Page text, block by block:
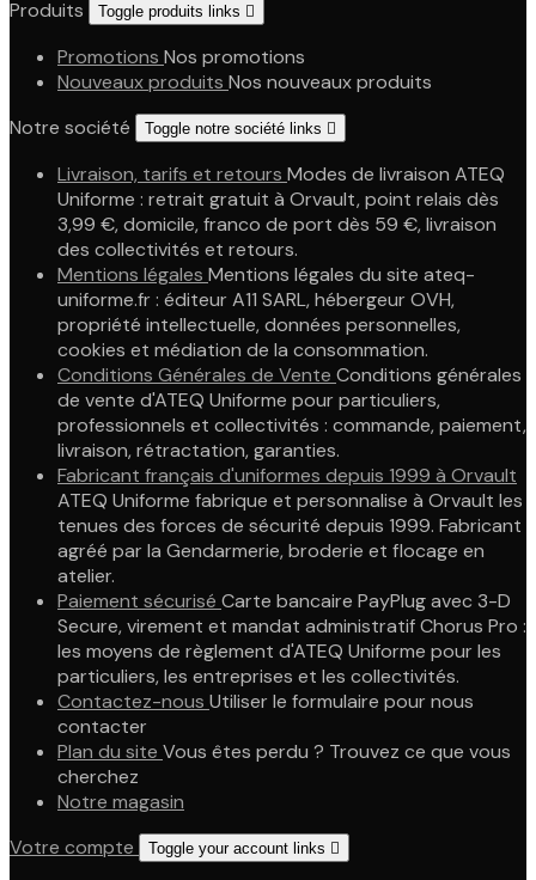
Produits Toggle produits links 
Promotions Nos promotions
Nouveaux produits Nos nouveaux produits
Notre société
Toggle notre société links 
Livraison, tarifs et retours Modes de livraison ATEQ
Uniforme : retrait gratuit à Orvault, point relais dès
3,99 €, domicile, franco de port dès 59 €, livraison
des collectivités et retours.
Mentions légales Mentions légales du site ateq-
uniforme.fr : éditeur A11 SARL, hébergeur OVH,
propriété intellectuelle, données personnelles,
cookies et médiation de la consommation.
Conditions Générales de Vente Conditions générales
de vente d'ATEQ Uniforme pour particuliers,
professionnels et collectivités : commande, paiement,
livraison, rétractation, garanties.
Fabricant français d'uniformes depuis 1999 à Orvault
ATEQ Uniforme fabrique et personnalise à Orvault les
tenues des forces de sécurité depuis 1999. Fabricant
agréé par la Gendarmerie, broderie et flocage en
atelier.
Paiement sécurisé Carte bancaire PayPlug avec 3-D
Secure, virement et mandat administratif Chorus Pro :
les moyens de règlement d'ATEQ Uniforme pour les
particuliers, les entreprises et les collectivités.
Contactez-nous Utiliser le formulaire pour nous
contacter
Plan du site Vous êtes perdu ? Trouvez ce que vous
cherchez
Notre magasin
Votre compte
Toggle your account links 